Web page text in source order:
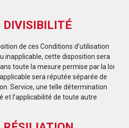
de ces Conditions d’utilisation
inapplicable, cette disposition sera
toute la mesure permise par la loi
sera réputée séparée de
Service, une telle détermination
et l’applicabilité de toute autre